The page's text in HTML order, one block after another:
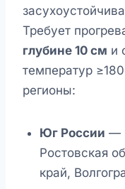
Требует
глубине 10 см и
температур
регионы:
Юг России —
Ростовская
край,